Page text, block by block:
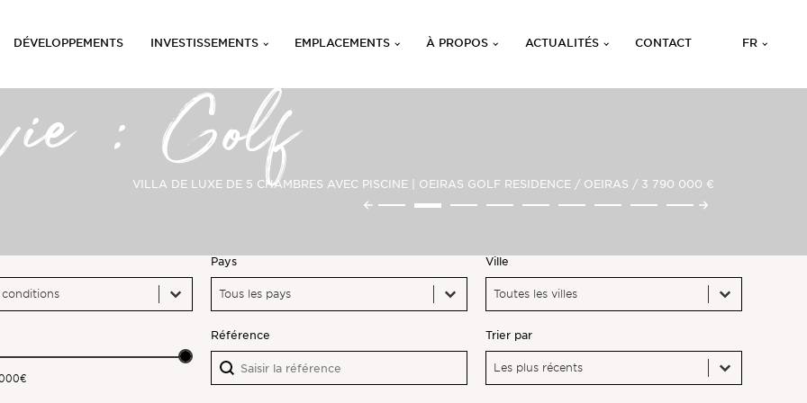
DÉVELOPPEMENTS INVESTISSEMENTS EMPLACEMENTS À PROPOS ACTUALITÉS CONTACT FR
: Golf
VILLA DE LUXE DE 5 CHAMBRES AVEC PISCINE | OEIRAS GOLF RESIDENCE / OEIRAS / 3 790 000 €
Pays
Pays
Pays
Pays
Ville
Ville
Ville
Ville
Référence
Référence
Référence
Trier par
Trier par
Trier par
Les plus récents
Trier par